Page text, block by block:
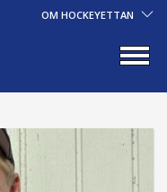
OM HOCKEYETTAN